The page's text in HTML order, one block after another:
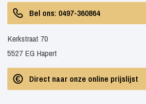
Bel ons: 0497-360864
Kerkstraat 70
5527 EG Hapert
Direct naar onze online prijslijst